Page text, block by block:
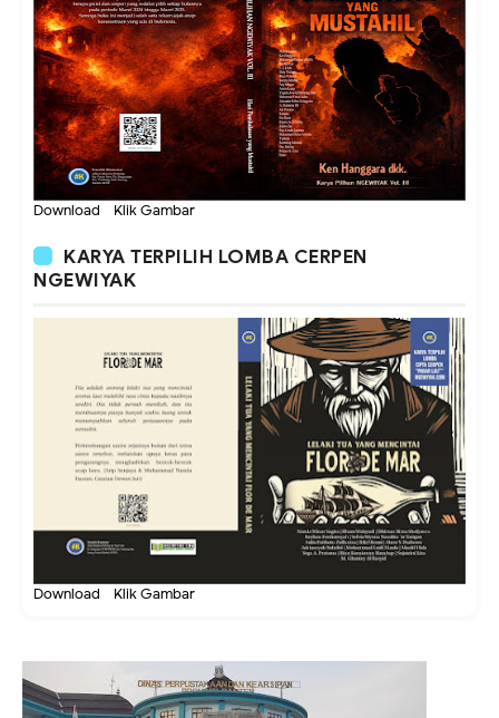
Download - Klik Gambar
KARYA TERPILIH LOMBA CERPEN
NGEWIYAK
Download - Klik Gambar